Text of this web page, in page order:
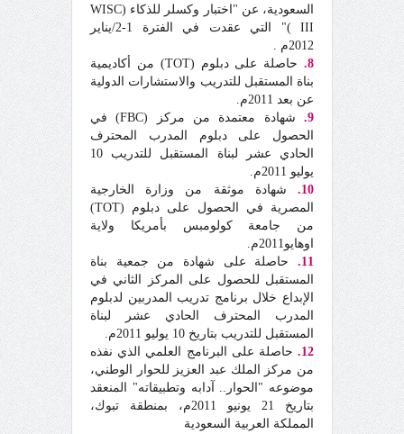
السعودية، عن "اختبار وكسلر للذكاء (WISC
III )" التي عقدت في الفترة 1-2/يناير
2012م .
8.
حاصلة على دبلوم (TOT) من أكاديمية
بناة المستقبل للتدريب والاستشارات الدولية
عن بعد 2011م.
9.
شهادة معتمدة من مركز (FBC) في
الحصول على دبلوم المدرب المحترف
الحادي عشر لبناة المستقبل للتدريب 10
يوليو 2011م.
10.
شهادة موثقة من وزارة الخارجية
المصرية في الحصول على دبلوم (TOT)
من جامعة كولومبس بأمريكا ولاية
اوهايو2011م.
11.
حاصلة على شهادة من جمعية بناة
المستقبل للحصول على المركز الثاني في
الإبداع خلال برنامج تدريب المدربين لدبلوم
المدرب المحترف الحادي عشر لبناة
المستقبل للتدريب بتاريخ 10 يوليو 2011م.
12.
حاصلة على البرنامج العلمي الذي نفذه
من مركز الملك عبد العزيز للحوار الوطني،
موضوعه "الحوار.. آدابه وتطبيقاته" المنعقد
بتاريخ 21 يونيو 2011م، بمنطقة تبوك،
المملكة العربية السعودية